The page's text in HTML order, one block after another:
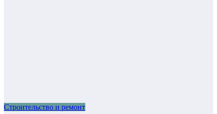
Строительство и ремонт